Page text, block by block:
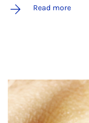
Read more